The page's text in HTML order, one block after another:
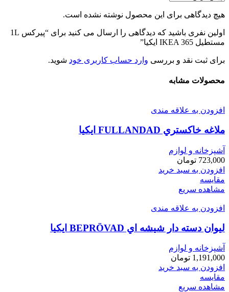
هیچ دیدگاهی برای این محصول نوشته نشده است.
اولین نفری باشید که دیدگاهی را ارسال می کنید برای “پيركس 1L
مستطيل IKEA 365 ايكيا”
برای ثبت نقد و بررسی وارد حساب کاربری خود شوید.
محصولات مشابه
افزودن به علاقه مندی
ملاغه خاكستري FULLANDAD ايكيا
آشپزخانه و لوازم
723,000 تومان
افزودن به سبد خرید
مقایسه
مشاهده سریع
افزودن به علاقه مندی
ليوان دسته دار شيشه اي BEPRÖVAD ايكيا
آشپزخانه و لوازم
1,191,000 تومان
افزودن به سبد خرید
مقایسه
مشاهده سریع